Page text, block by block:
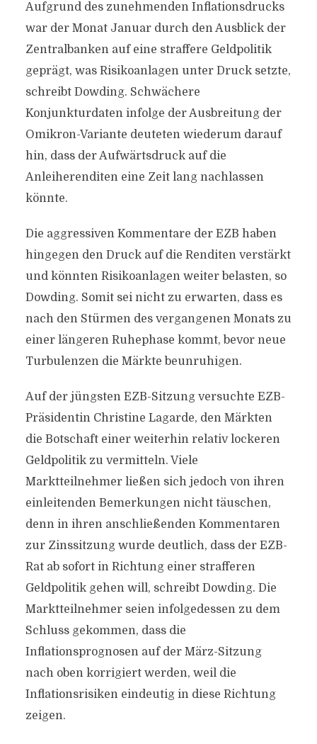
Aufgrund des zunehmenden Inflationsdrucks
war der Monat Januar durch den Ausblick der
Zentralbanken auf eine straffere Geldpolitik
geprägt, was Risikoanlagen unter Druck setzte,
schreibt Dowding. Schwächere
Konjunkturdaten infolge der Ausbreitung der
Omikron-Variante deuteten wiederum darauf
hin, dass der Aufwärtsdruck auf die
Anleiherenditen eine Zeit lang nachlassen
könnte.
Die aggressiven Kommentare der EZB haben
hingegen den Druck auf die Renditen verstärkt
und könnten Risikoanlagen weiter belasten, so
Dowding. Somit sei nicht zu erwarten, dass es
nach den Stürmen des vergangenen Monats zu
einer längeren Ruhephase kommt, bevor neue
Turbulenzen die Märkte beunruhigen.
Auf der jüngsten EZB-Sitzung versuchte EZB-
Präsidentin Christine Lagarde, den Märkten
die Botschaft einer weiterhin relativ lockeren
Geldpolitik zu vermitteln. Viele
Marktteilnehmer ließen sich jedoch von ihren
einleitenden Bemerkungen nicht täuschen,
denn in ihren anschließenden Kommentaren
zur Zinssitzung wurde deutlich, dass der EZB-
Rat ab sofort in Richtung einer strafferen
Geldpolitik gehen will, schreibt Dowding. Die
Marktteilnehmer seien infolgedessen zu dem
Schluss gekommen, dass die
Inflationsprognosen auf der März-Sitzung
nach oben korrigiert werden, weil die
Inflationsrisiken eindeutig in diese Richtung
zeigen.